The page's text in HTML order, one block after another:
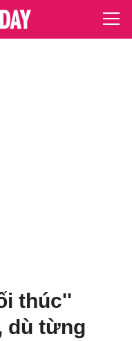
thúc''
dù từng